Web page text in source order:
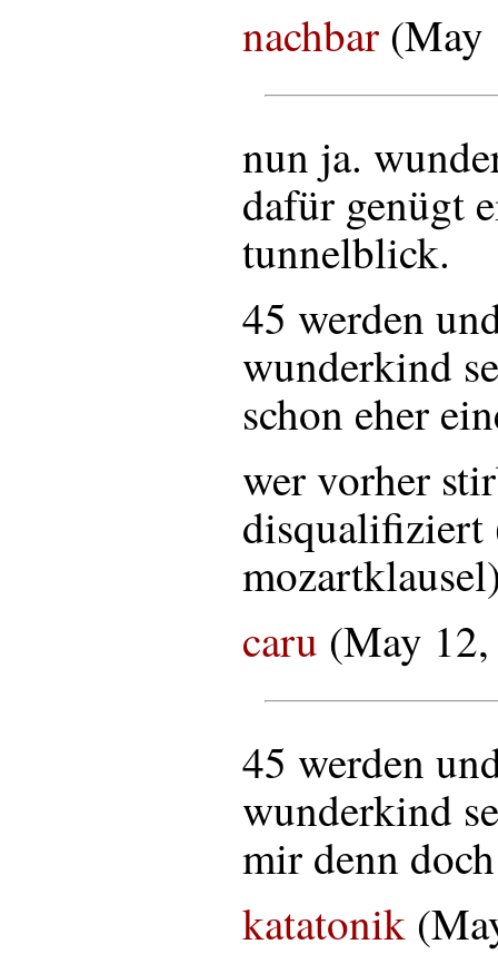
nachbar (May
nun ja.
dafür genügt
tunnelblick.
45 werden
wunderkind
schon eher
wer vorher
disqualifiziert
caru (May
45 werden
wunderkind
mir denn
katatonik